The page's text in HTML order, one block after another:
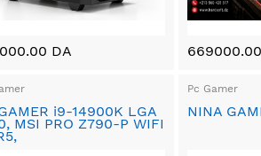
DA
i9-14900K LGA
MSI PRO Z790-P WIFI
Pc Gamer
NINA